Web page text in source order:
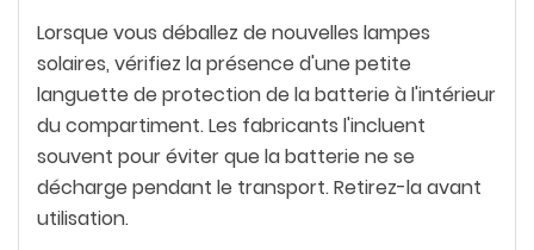
Lorsque vous déballez de nouvelles lampes
solaires, vérifiez la présence d'une petite
languette de protection de la batterie à l'intérieur
du compartiment. Les fabricants l'incluent
souvent pour éviter que la batterie ne se
décharge pendant le transport. Retirez-la avant
utilisation.